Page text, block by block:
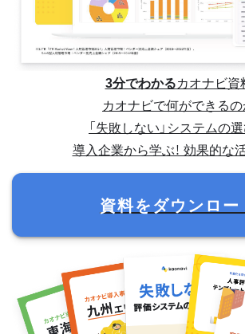
3分でわかるカオナビ資
カオナビで何ができる
「失敗しない」システムの
導入企業から学ぶ！ 効果的な
資料をダウンロー